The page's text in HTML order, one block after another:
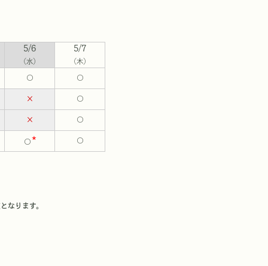
5/6
（水）
5/7
（木）
○ ○
× ○
× ○
○* ○
なります。